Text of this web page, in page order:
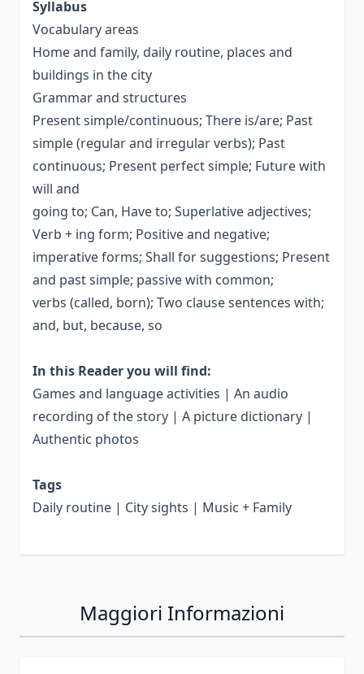
Syllabus
Vocabulary areas
Home and family, daily routine, places and
buildings in the city
Grammar and structures
Present simple/continuous; There is/are; Past
simple (regular and irregular verbs); Past
continuous; Present perfect simple; Future with
will and
going to; Can, Have to; Superlative adjectives;
Verb + ing form; Positive and negative;
imperative forms; Shall for suggestions; Present
and past simple; passive with common;
verbs (called, born); Two clause sentences with;
and, but, because, so
In this Reader you will find:
Games and language activities | An audio
recording of the story | A picture dictionary |
Authentic photos
Tags
Daily routine | City sights | Music + Family
Maggiori Informazioni